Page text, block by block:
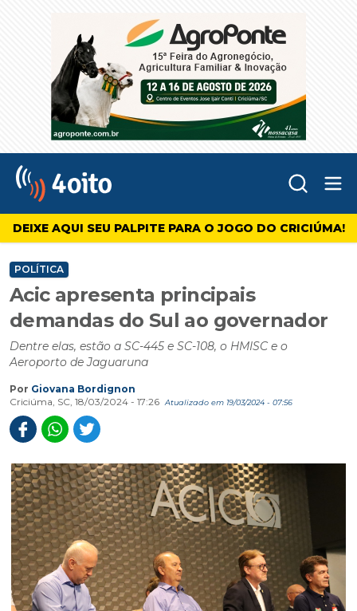
4oito
DEIXE AQUI SEU PALPITE PARA O JOGO DO CRICIÚMA!
POLÍTICA
Acic apresenta principais
demandas do Sul ao governador
Dentre elas, estão a SC-445 e SC-108, o HMISC e o
Aeroporto de Jaguaruna
Por Giovana Bordignon
Criciúma, SC, 18/03/2024 - 17:26
Atualizado em 19/03/2024 - 07:56